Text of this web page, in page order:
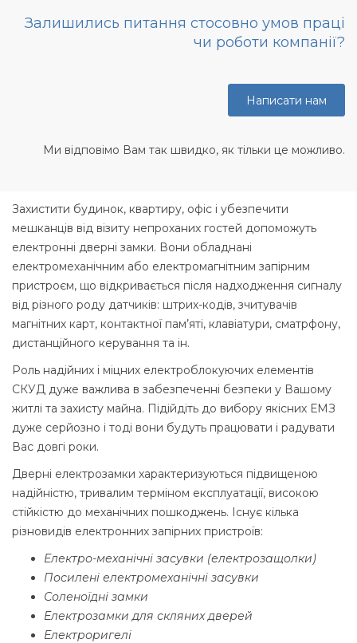
Залишились питання стосовно умов праці
чи роботи компанії?
Написати нам
Ми відповімо Вам так швидко, як тільки це можливо.
Захистити будинок, квартиру, офіс і убезпечити
мешканців від візиту непроханих гостей допоможуть
електронні дверні замки. Вони обладнані
електромеханічним або електромагнітним запірним
пристроєм, що відкривається після надходження сигналу
від різного роду датчиків: штрих-кодів, зчитувачів
магнітних карт, контактної пам’яті, клавіатури, cматрфону,
дистанційного керування та ін.
Роль надійних і міцних електроблокуючих елементів
СКУД дуже важлива в забезпеченні безпеки у Вашому
житлі та захисту майна. Підійдіть до вибору якісних ЕМЗ
дуже серйозно і тоді вони будуть працювати і радувати
Вас довгі роки.
Дверні електрозамки характеризуються підвищеною
надійністю, тривалим терміном експлуатації, високою
стійкістю до механічних пошкоджень. Існує кілька
різновидів електронних запірних пристроїв:
Електро-механічні засувки (електрозащолки)
Посилені електромеханічні засувки
Соленоїдні замки
Електрозамки для скляних дверей
Електроригелі